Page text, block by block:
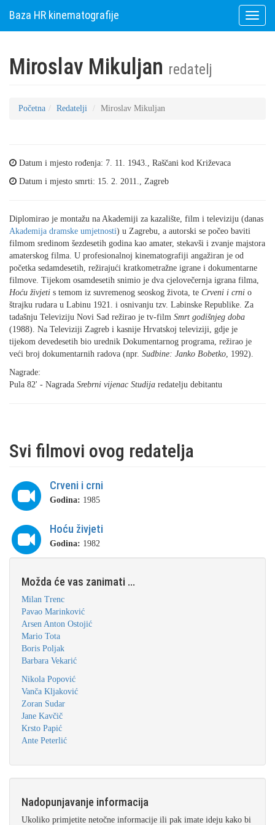
Toggle
Baza HR kinematografije
Miroslav Mikuljan redatelj
Početna Redatelji Miroslav Mikuljan
Datum i mjesto rođenja: 7. 11. 1943., Raščani kod Križevaca
Datum i mjesto smrti: 15. 2. 2011., Zagreb
Diplomirao je montažu na Akademiji za kazalište, film i televiziju (danas
Akademija dramske umjetnosti) u Zagrebu, a autorski se počeo baviti
filmom sredinom šezdesetih godina kao amater, stekavši i zvanje majstora
amaterskog filma. U profesionalnoj kinematografiji angažiran je od
početka sedamdesetih, režirajući kratkometražne igrane i dokumentarne
filmove. Tijekom osamdesetih snimio je dva cjelovečernja igrana filma,
Hoću živjeti s temom iz suvremenog seoskog života, te Crveni i crni o
štrajku rudara u Labinu 1921. i osnivanju tzv. Labinske Republike. Za
tadašnju Televiziju Novi Sad režirao je tv-film Smrt godišnjeg doba
(1988). Na Televiziji Zagreb i kasnije Hrvatskoj televiziji, gdje je
tijekom devedesetih bio urednik Dokumentarnog programa, režirao je
veći broj dokumentarnih radova (npr. Sudbine: Janko Bobetko, 1992).
Nagrade:
Pula 82' - Nagrada Srebrni vijenac Studija redatelju debitantu
Svi filmovi ovog redatelja
Crveni i crni
Godina: 1985
Hoću živjeti
Godina: 1982
Možda će vas zanimati ...
Milan Trenc
Pavao Marinković
Arsen Anton Ostojić
Mario Tota
Boris Poljak
Barbara Vekarić
Nikola Popović
Vanča Kljaković
Zoran Sudar
Jane Kavčič
Krsto Papić
Ante Peterlić
Nadopunjavanje informacija
Ukoliko primjetite netočne informacije ili pak imate ideju kako bi